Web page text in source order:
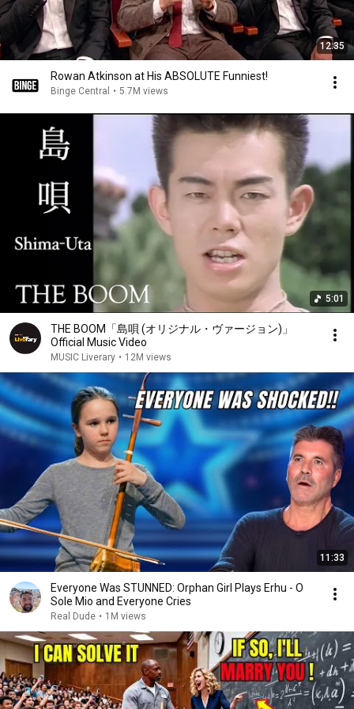
12:35
Rowan Atkinson at His ABSOLUTE Funniest!
Binge Central • 5.7M views
5:01
THE BOOM「島唄 (オリジナル・ヴァージョン)」
Official Music Video
MUSIC Liverary • 12M views
11:33
Everyone Was STUNNED: Orphan Girl Plays Erhu - O
Sole Mio and Everyone Cries
Real Dude • 1M views